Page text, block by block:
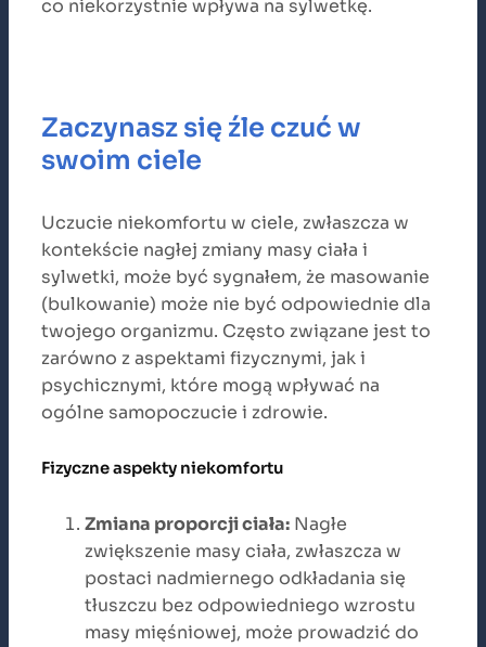
co niekorzystnie wpływa na sylwetkę.
Zaczynasz się źle czuć w
swoim ciele
Uczucie niekomfortu w ciele, zwłaszcza w
kontekście nagłej zmiany masy ciała i
sylwetki, może być sygnałem, że masowanie
(bulkowanie) może nie być odpowiednie dla
twojego organizmu. Często związane jest to
zarówno z aspektami fizycznymi, jak i
psychicznymi, które mogą wpływać na
ogólne samopoczucie i zdrowie.
Fizyczne aspekty niekomfortu
Zmiana proporcji ciała: Nagłe
zwiększenie masy ciała, zwłaszcza w
postaci nadmiernego odkładania się
tłuszczu bez odpowiedniego wzrostu
masy mięśniowej, może prowadzić do